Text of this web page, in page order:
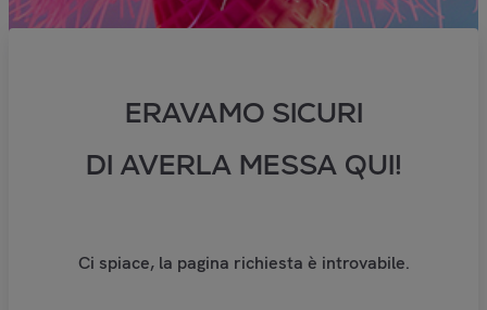
ERAVAMO SICURI
DI AVERLA MESSA QUI!
Ci spiace, la pagina richiesta è introvabile.